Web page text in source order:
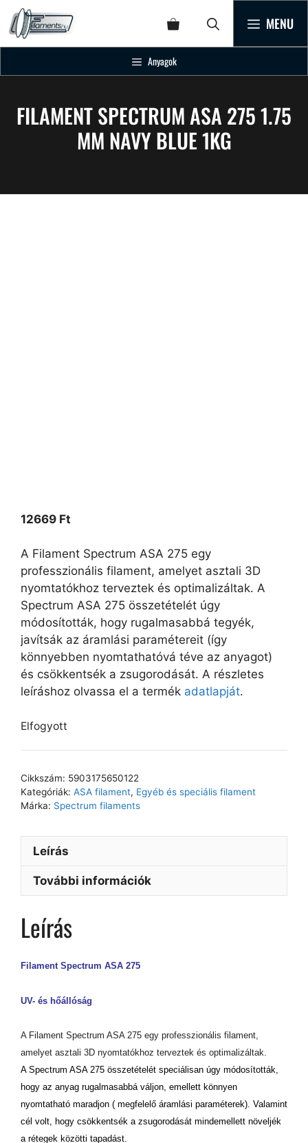
MENU
Anyagok
FILAMENT SPECTRUM ASA 275 1.75
MM NAVY BLUE 1KG
12669 Ft
A Filament Spectrum ASA 275 egy
professzionális filament, amelyet asztali 3D
nyomtatókhoz terveztek és optimalizáltak. A
Spectrum ASA 275 összetételét úgy
módosították, hogy rugalmasabbá tegyék,
javítsák az áramlási paramétereit (így
könnyebben nyomtathatóvá téve az anyagot)
és csökkentsék a zsugorodását. A részletes
leíráshoz olvassa el a termék adatlapját.
Elfogyott
Cikkszám: 5903175650122
Kategóriák: ASA filament, Egyéb és speciális filament
Márka: Spectrum filaments
Leírás
További információk
Leírás
Filament Spectrum ASA 275
UV- és hőállóság
A Filament Spectrum ASA 275 egy professzionális filament,
amelyet asztali 3D nyomtatókhoz terveztek és optimalizáltak.
A Spectrum ASA 275 összetételét speciálisan úgy módosították,
hogy az anyag rugalmasabbá váljon, emellett könnyen
nyomtatható maradjon ( megfelelő áramlási paraméterek). Valamint
cél volt, hogy csökkentsék a zsugorodását mindemellett növeljék
a rétegek közötti tapadást.